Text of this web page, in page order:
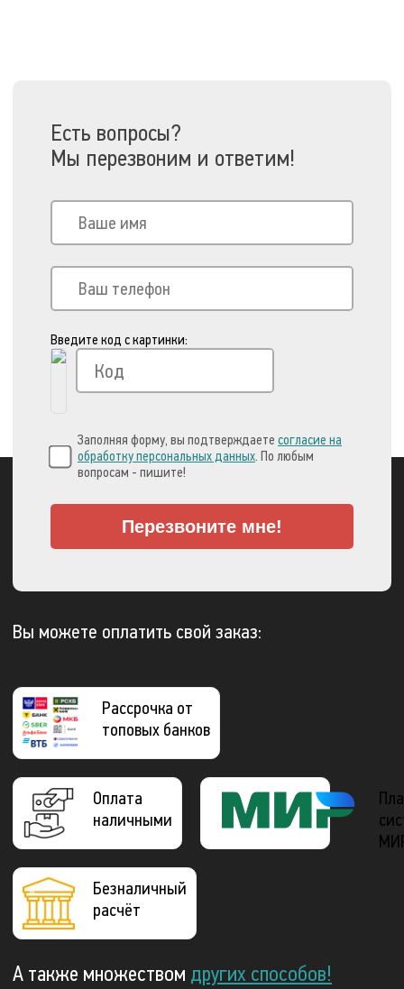
Есть вопросы?
Мы перезвоним и ответим!
Введите код с картинки:
Заполняя форму, вы подтверждаете согласие на
обработку персональных данных. По любым
вопросам - пишите!
Перезвоните мне!
Вы можете оплатить свой заказ:
Рассрочка от
топовых банков
Оплата
наличными
Безналичный
расчёт
А также множеством других способов!